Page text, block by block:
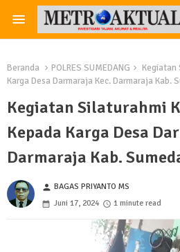
Beranda POLRES SUMEDANG
Kegiatan
Karga Desa Darmaraja Kec. Darmaraja Kab.
Kegiatan Silaturahmi
Kepada Karga Desa
Darmaraja Kab.
person BAGAS PRIYANTO MS
Juni 17, 2024
1 minute read